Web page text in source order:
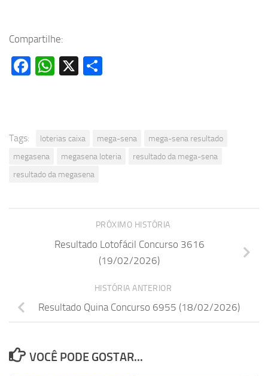
Compartilhe:
Facebook
WhatsApp
X
Tags: loterias caixa mega-sena
mega-sena resultado
megasena
megasena loteria
resultado da mega-sena
resultado da megasena
PRÓXIMO HISTÓRIA
Resultado Lotofácil Concurso 3616
(19/02/2026)
HISTÓRIA ANTERIOR
Resultado Quina Concurso 6955 (18/02/2026)
VOCÊ PODE GOSTAR...